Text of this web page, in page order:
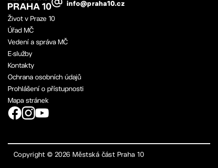
info@praha10.cz
Život v Praze 10
Úřad MČ
Vedení a správa MČ
E-služby
Kontakty
Ochrana osobních údajů
Prohlášení o přístupnosti
Mapa stránek
Copyright ©2026 Městská část Praha 10